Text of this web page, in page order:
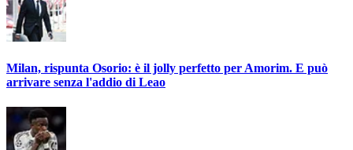
Milan, rispunta Osorio: è il jolly perfetto per Amorim. E può
arrivare senza l'addio di Leao